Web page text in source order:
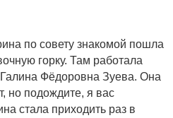
по совету знакомой пошла
горку. Там работала
Фёдоровна Зуева. Она
но подождите, я вас
стала приходить раз в